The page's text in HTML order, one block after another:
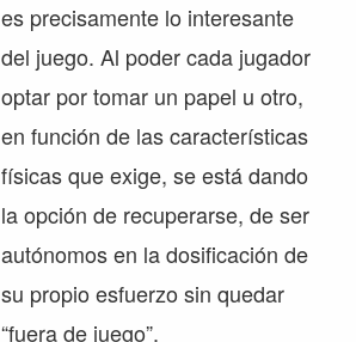
es precisamente lo interesante
del juego. Al poder cada jugador
optar por tomar un papel u otro,
en función de las características
físicas que exige, se está dando
la opción de recuperarse, de ser
autónomos en la dosificación de
su propio esfuerzo sin quedar
“fuera de juego”.